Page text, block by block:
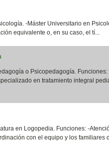
-Máster Universitario en
equivalente o, en su caso, el tí...
o Psicopedagogía. Funciones:
en tratamiento integral
en Logopedia. Funciones: -
con el equipo y los familiares